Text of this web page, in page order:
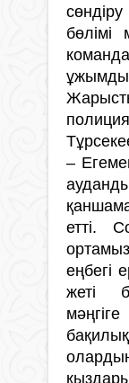
бөлімі
ұжымды
–
етті.
еңбегі
жеті